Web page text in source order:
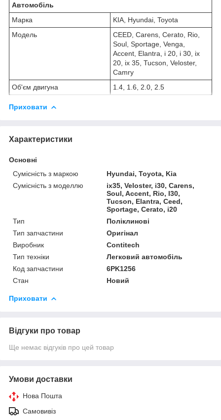
Автомобіль
Марка
KIA, Hyundai, Toyota
Модель
CEED, Carens, Cerato, Rio,
Soul, Sportage, Venga,
Accent, Elantra, i 20, i 30, ix
20, ix 35, Tucson, Veloster,
Camry
Об'єм двигуна
1.4, 1.6, 2.0, 2.5
Приховати
Характеристики
Основні
Сумісність з маркою
Hyundai, Toyota, Kia
Сумісність з моделлю
ix35, Veloster, i30, Carens,
Soul, Accent, Rio, I30,
Tucson, Elantra, Ceed,
Sportage, Cerato, i20
Тип
Поліклинові
Тип запчастини
Оригінал
Виробник
Contitech
Тип техніки
Легковий автомобіль
Код запчастини
6PK1256
Стан
Новий
Приховати
Відгуки про товар
Ще немає відгуків про цей товар
Умови доставки
Нова Пошта
Самовивіз